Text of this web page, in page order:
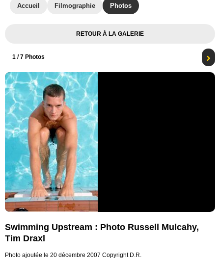
Accueil Filmographie Photos
RETOUR À LA GALERIE
1 / 7 Photos
Swimming Upstream : Photo Russell Mulcahy,
Tim Draxl
Photo ajoutée le 20 décembre 2007 Copyright D.R.